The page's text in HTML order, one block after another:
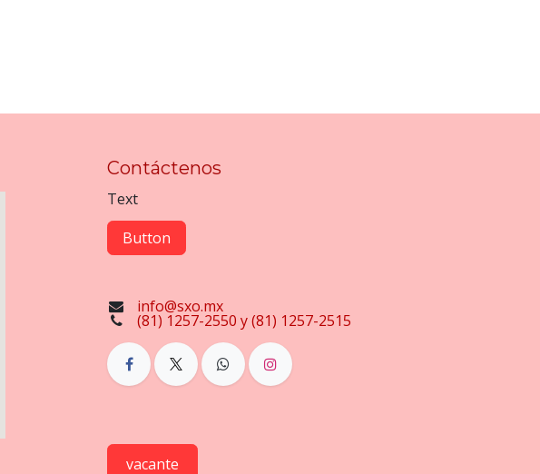
Contáctenos
Text
Button
info@sxo.mx
(81) 1257-2550 y (81) 1257-2515
vacante